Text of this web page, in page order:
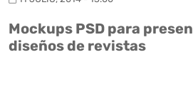
Mockups PSD para
diseños de revistas